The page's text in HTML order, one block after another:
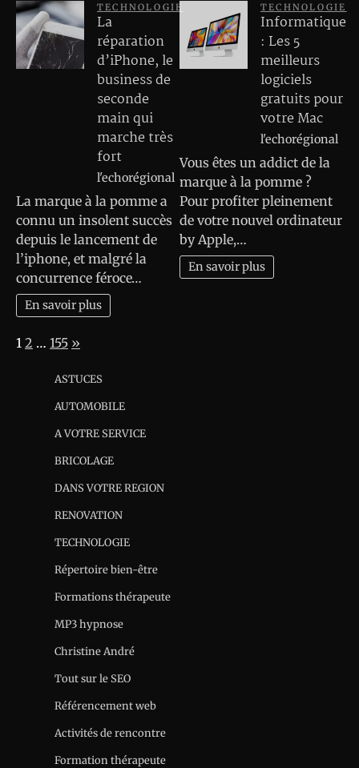
TECHNOLOGIE
La
réparation
d’iPhone, le
business de
seconde
main qui
marche très
fort
l'echorégional
La marque à la pomme a
connu un insolent succès
depuis le lancement de
l’iphone, et malgré la
concurrence féroce…
En savoir plus
TECHNOLOGIE
Informatique
: Les 5
meilleurs
logiciels
gratuits pour
votre Mac
l'echorégional
Vous êtes un addict de la
marque à la pomme ?
Pour profiter pleinement
de votre nouvel ordinateur
by Apple,…
En savoir plus
Page:
1 2 … 155 Next
»
ASTUCES
AUTOMOBILE
A VOTRE SERVICE
BRICOLAGE
DANS VOTRE REGION
RENOVATION
TECHNOLOGIE
Répertoire bien-être
Formations thérapeute
MP3 hypnose
Christine André
Tout sur le SEO
Référencement web
Activités de rencontre
Formation thérapeute